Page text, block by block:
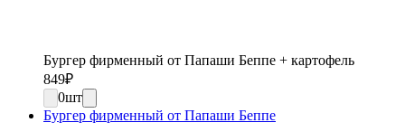
Бургер фирменный от Папаши Беппе + картофель
849₽
0шт
Бургер фирменный от Папаши Беппе